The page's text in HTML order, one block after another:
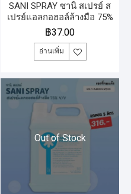
SANI SPRAY ซานิ สเปรย์ ส
เปรย์แอลกอฮอล์ล้างมือ 75%
v/v SNAP NO 120 มิลลิลิตร
฿37.00
อ่านเพิ่ม
Out of Stock